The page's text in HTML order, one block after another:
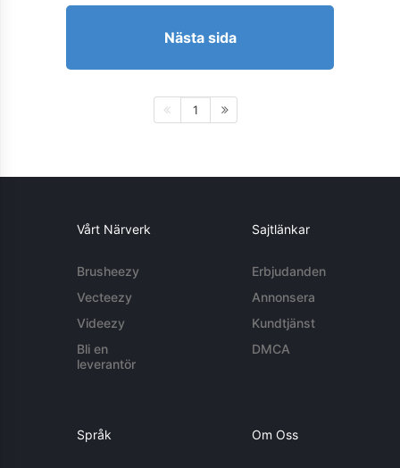
Nästa sida
1
Vårt Närverk
Brusheezy
Vecteezy
Videezy
Bli en
leverantör
Sajtlänkar
Erbjudanden
Annonsera
Kundtjänst
DMCA
Språk Om Oss